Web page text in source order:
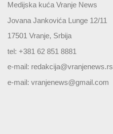
Medijska kuća Vranje News
Jovana Jankovića Lunge 12/11
17501 Vranje, Srbija
tel: +381 62 851 8881
e-mail: redakcija@vranjenews.rs
e-mail: vranjenews@gmail.com